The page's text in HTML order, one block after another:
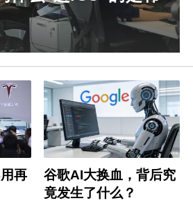
再
谷歌AI大换血，背后究
竟发生了什么？